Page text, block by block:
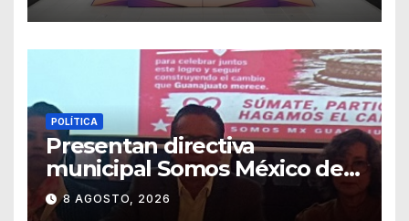
POLÍTICA
Presentan directiva
municipal Somos México de
Guanajuato
8 AGOSTO, 2026